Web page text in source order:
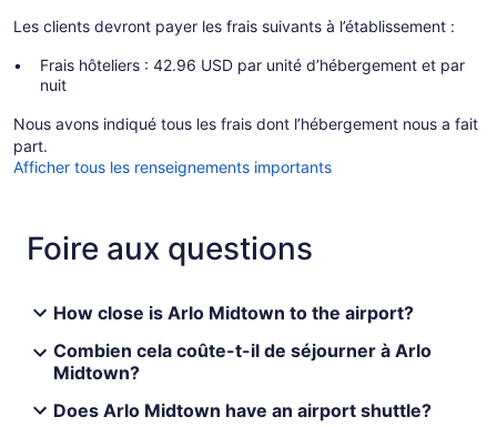
Les clients devront payer les frais suivants à l’établissement :
Frais hôteliers : 42.96 USD par unité d’hébergement et par
nuit
Nous avons indiqué tous les frais dont l’hébergement nous a fait
part.
Afficher tous les renseignements importants
Foire aux questions
How close is Arlo Midtown to the airport?
Combien cela coûte-t-il de séjourner à Arlo
Midtown?
Does Arlo Midtown have an airport shuttle?